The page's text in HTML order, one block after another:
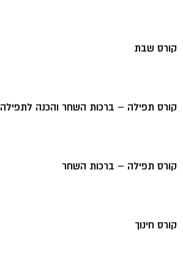
קורס שבת
קורס תפילה – ברכות השחר והכנה לתפילה
קורס תפילה – ברכות השחר
קורס חינוך